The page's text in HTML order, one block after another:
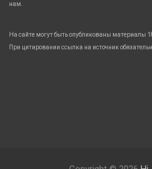
нам.
На сайте могут быть опубликованы материалы
При цитировании ссылка на источник